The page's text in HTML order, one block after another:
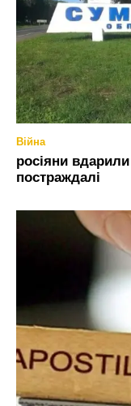
Війна
росіяни
постраждалі